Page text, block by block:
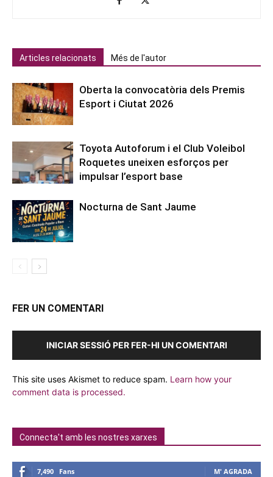
Articles relacionats Més de l'autor
Oberta la convocatòria dels Premis
Esport i Ciutat 2026
Toyota Autoforum i el Club Voleibol
Roquetes uneixen esforços per
impulsar l’esport base
Nocturna de Sant Jaume
FER UN COMENTARI
INICIAR SESSIÓ PER FER-HI UN COMENTARI
This site uses Akismet to reduce spam. Learn how your
comment data is processed.
Connecta't amb les nostres xarxes
7,490 Fans M' AGRADA